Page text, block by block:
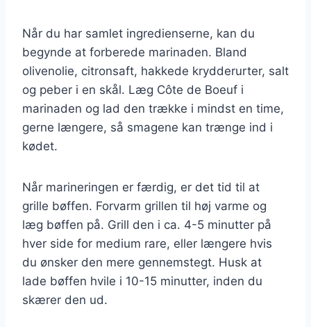
Når du har samlet ingredienserne, kan du
begynde at forberede marinaden. Bland
olivenolie, citronsaft, hakkede krydderurter, salt
og peber i en skål. Læg Côte de Boeuf i
marinaden og lad den trække i mindst en time,
gerne længere, så smagene kan trænge ind i
kødet.
Når marineringen er færdig, er det tid til at
grille bøffen. Forvarm grillen til høj varme og
læg bøffen på. Grill den i ca. 4-5 minutter på
hver side for medium rare, eller længere hvis
du ønsker den mere gennemstegt. Husk at
lade bøffen hvile i 10-15 minutter, inden du
skærer den ud.